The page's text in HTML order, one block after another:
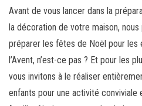
Avant de vous lancer dans la
la décoration de votre maison,
préparer les fêtes de Noël pour les
l’Avent, n’est-ce pas ? Et pour les
vous invitons à le réaliser
enfants pour une activité conviviale